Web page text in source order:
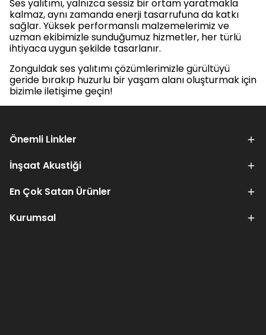
Ses yalıtımı, yalnızca sessiz bir ortam yaratmakla
kalmaz, aynı zamanda enerji tasarrufuna da katkı
sağlar. Yüksek performanslı malzemelerimiz ve
uzman ekibimizle sunduğumuz hizmetler, her türlü
ihtiyaca uygun şekilde tasarlanır.
Zonguldak ses yalıtımı çözümlerimizle gürültüyü
geride bırakıp huzurlu bir yaşam alanı oluşturmak için
bizimle iletişime geçin!
Önemli Linkler
İnşaat Akustiği
En Çok Satan Ürünler
Kurumsal